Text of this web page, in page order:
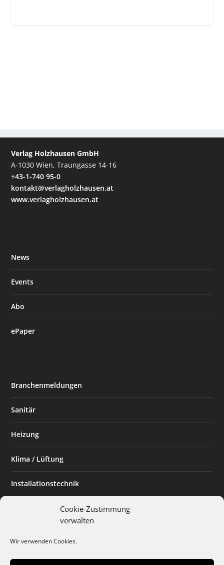
Cookie-Zustimmung
verwalten
Wir verwenden Cookies.
Verlag Holzhausen GmbH
A-1030 Wien, Traungasse 14-16
+43-1-740 95-0
kontakt@verlagholzhausen.at
www.verlagholzhausen.at
News
Events
Abo
ePaper
Branchenmeldungen
Sanitär
Heizung
Klima / Lüftung
Installationstechnik
Planen & Bauen
Installateur des Monats